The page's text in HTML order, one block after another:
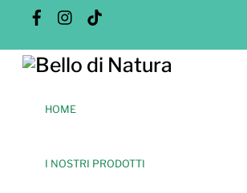
content
FacebookInstagram
Menu
HOME
I NOSTRI PRODOTTI